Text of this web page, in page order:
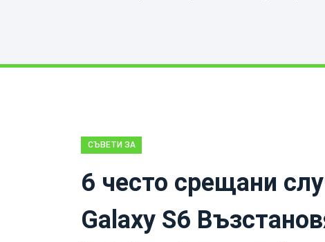
СЪВЕТИ ЗА
НА ФАЙЛОВЕ
6 често срещани
Galaxy S6